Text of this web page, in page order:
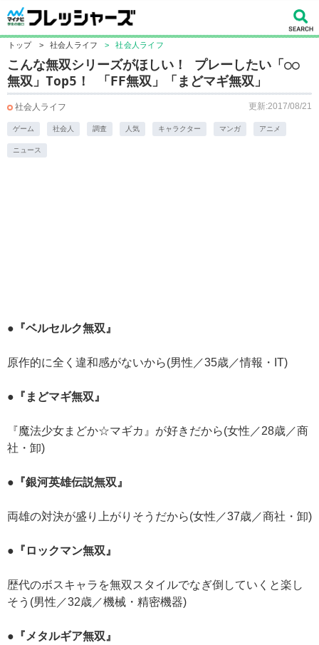
トップ > 社会人ライフ > 社会人ライフ
こんな無双シリーズがほしい！ プレーしたい「○○
無双」Top5！ 「FF無双」「まどマギ無双」
社会人ライフ 更新:2017/08/21
ゲーム 社会人 調査 人気 キャラクター マンガ アニメ
ニュース
●『ベルセルク無双』
原作的に全く違和感がないから(男性／35歳／情報・IT)
●『まどマギ無双』
『魔法少女まどか☆マギカ』が好きだから(女性／28歳／商
社・卸)
●『銀河英雄伝説無双』
両雄の対決が盛り上がりそうだから(女性／37歳／商社・卸)
●『ロックマン無双』
歴代のボスキャラを無双スタイルでなぎ倒していくと楽し
そう(男性／32歳／機械・精密機器)
●『メタルギア無双』